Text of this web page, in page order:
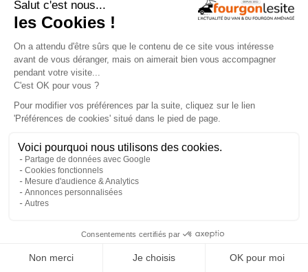
ACTUALITÉS
Oley Workshop « Vanity » – Un
Transporter